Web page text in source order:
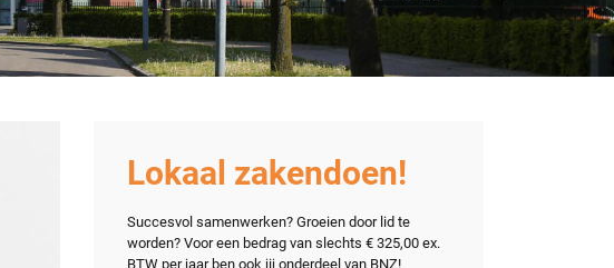
Lokaal zakendoen!
Succesvol samenwerken? Groeien door lid te
worden? Voor een bedrag van slechts € 325,00 ex.
BTW per jaar ben ook jij onderdeel van BNZ!
Contact
Word lid